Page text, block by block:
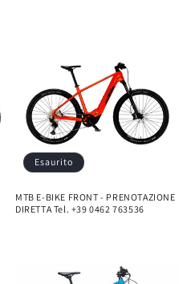
Esaurito
MTB E-BIKE FRONT - PRENOTAZIONE
DIRETTA Tel. +39 0462 763536